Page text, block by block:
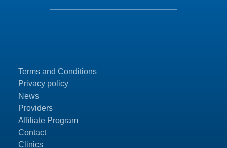
Terms and Conditions
Privacy policy
News
Providers
Affiliate Program
Contact
Clinics